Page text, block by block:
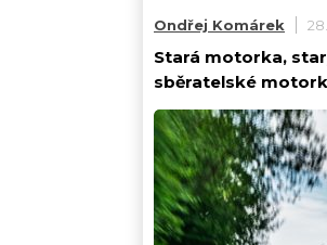
Ondřej Komárek
Stará motorka,
sběratelské